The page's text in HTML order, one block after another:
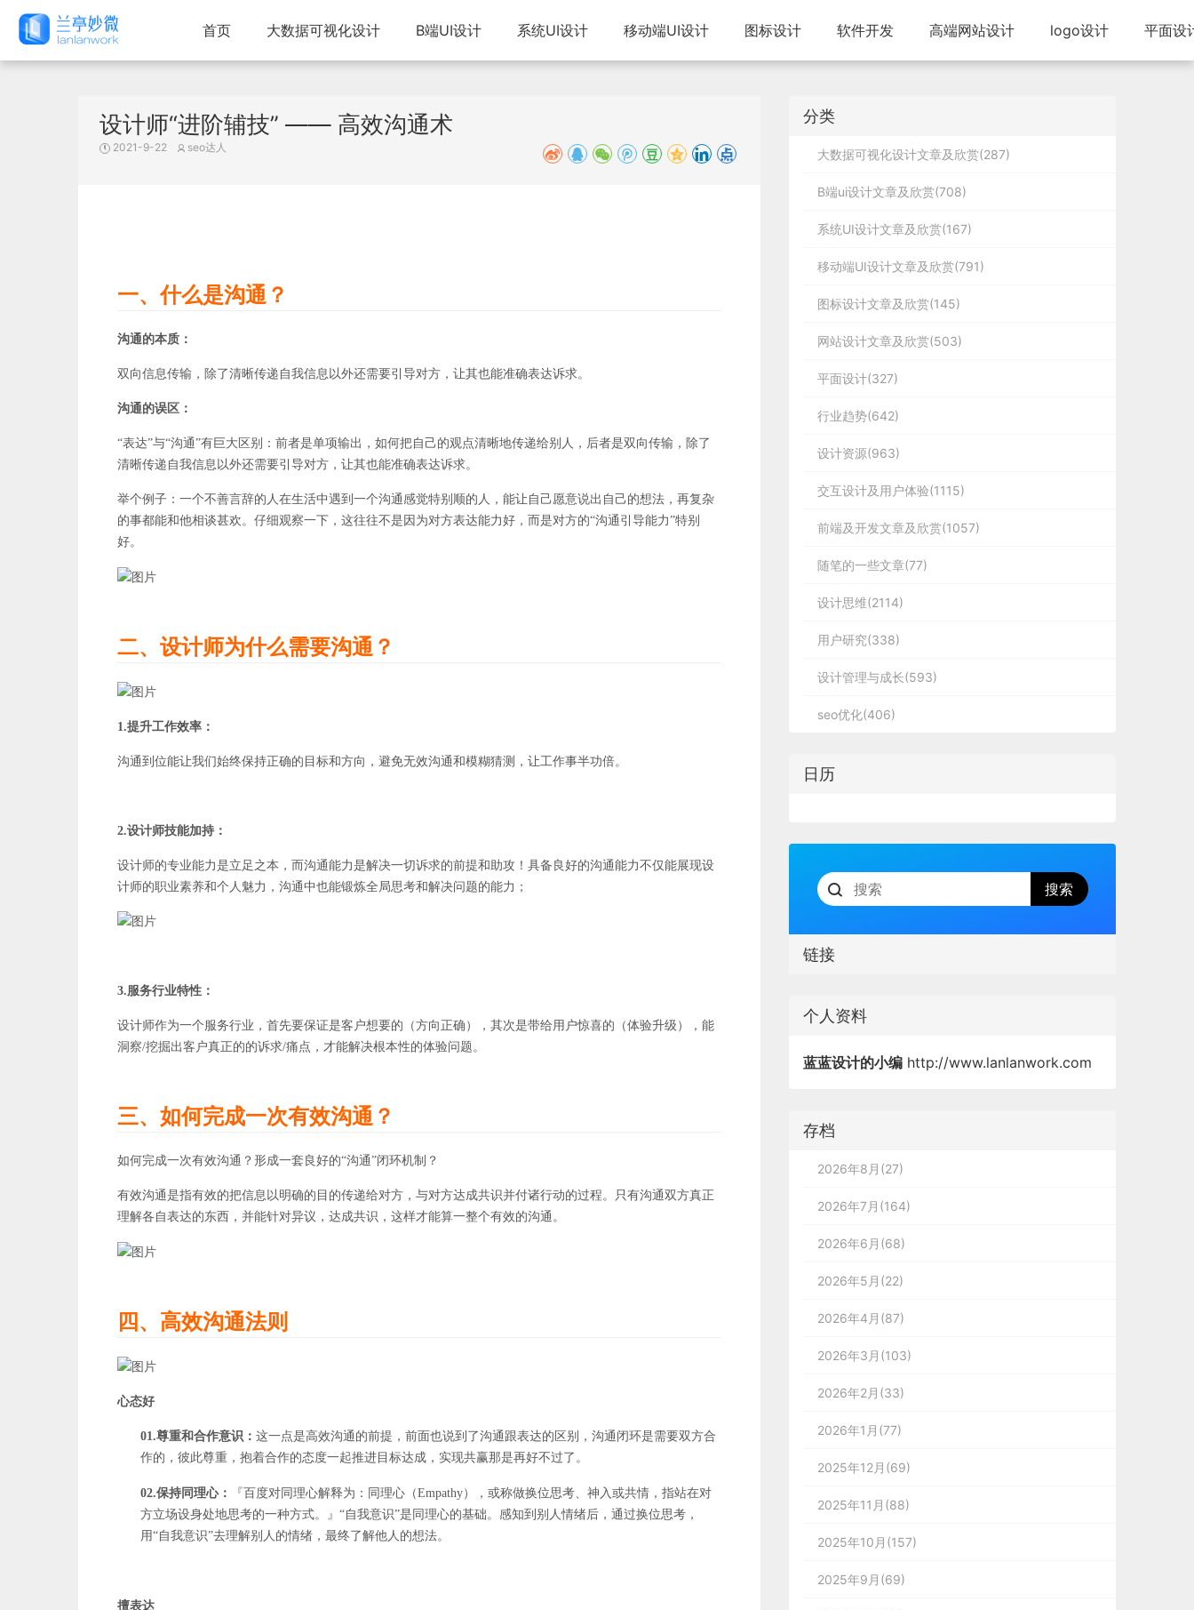
首页 大数据可视化设计 B端UI设计 系统UI设计 移动端UI设计 图标设计 软件开发 高端网站设计 logo设计 平面设
设计师“进阶辅技” —— 高效沟通术
2021-9-22 seo达人
一、什么是沟通？
沟通的本质：
双向信息传输，除了清晰传递自我信息以外还需要引导对方，让其也能准确表达诉求。
沟通的误区：
“表达”与“沟通”有巨大区别：前者是单项输出，如何把自己的观点清晰地传递给别人，后者是双向传输，除了
清晰传递自我信息以外还需要引导对方，让其也能准确表达诉求。
举个例子：一个不善言辞的人在生活中遇到一个沟通感觉特别顺的人，能让自己愿意说出自己的想法，再复杂
的事都能和他相谈甚欢。仔细观察一下，这往往不是因为对方表达能力好，而是对方的“沟通引导能力”特别
好。
二、设计师为什么需要沟通？
1.提升工作效率：
沟通到位能让我们始终保持正确的目标和方向，避免无效沟通和模糊猜测，让工作事半功倍。
2.设计师技能加持：
设计师的专业能力是立足之本，而沟通能力是解决一切诉求的前提和助攻！具备良好的沟通能力不仅能展现设
计师的职业素养和个人魅力，沟通中也能锻炼全局思考和解决问题的能力；
3.服务行业特性：
设计师作为一个服务行业，首先要保证是客户想要的（方向正确），其次是带给用户惊喜的（体验升级），能
洞察/挖掘出客户真正的的诉求/痛点，才能解决根本性的体验问题。
三、如何完成一次有效沟通？
如何完成一次有效沟通？形成一套良好的“沟通”闭环机制？
有效沟通是指有效的把信息以明确的目的传递给对方，与对方达成共识并付诸行动的过程。只有沟通双方真正
理解各自表达的东西，并能针对异议，达成共识，这样才能算一整个有效的沟通。
四、高效沟通法则
心态好
01.尊重和合作意识： 这一点是高效沟通的前提，前面也说到了沟通跟表达的区别，沟通闭环是需要双方合
作的，彼此尊重，抱着合作的态度一起推进目标达成，实现共赢那是再好不过了。
02.保持同理心：
『百度对同理心解释为：同理心（Empathy），或称做换位思考、神入或共情，指站在对
方立场设身处地思考的一种方式。』“自我意识”是同理心的基础。感知到别人情绪后，通过换位思考，
用“自我意识”去理解别人的情绪，最终了解他人的想法。
擅表达
分类
大数据可视化设计文章及欣赏(287)
B端ui设计文章及欣赏(708)
系统UI设计文章及欣赏(167)
移动端UI设计文章及欣赏(791)
图标设计文章及欣赏(145)
网站设计文章及欣赏(503)
平面设计(327)
行业趋势(642)
设计资源(963)
交互设计及用户体验(1115)
前端及开发文章及欣赏(1057)
随笔的一些文章(77)
设计思维(2114)
用户研究(338)
设计管理与成长(593)
seo优化(406)
日历
链接
个人资料
蓝蓝设计的小编 http://www.lanlanwork.com
存档
2026年8月(27)
2026年7月(164)
2026年6月(68)
2026年5月(22)
2026年4月(87)
2026年3月(103)
2026年2月(33)
2026年1月(77)
2025年12月(69)
2025年11月(88)
2025年10月(157)
2025年9月(69)